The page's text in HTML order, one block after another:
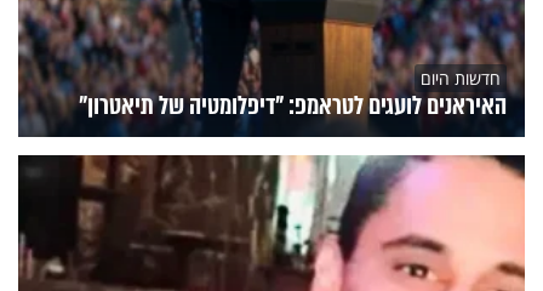
חדשות היום
האיראנים לועגים לטראמפ: "דיפלומטיה של תיאטרון"